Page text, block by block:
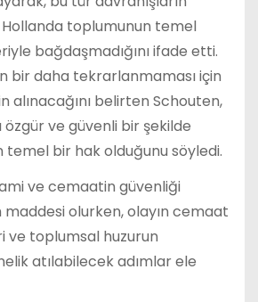
Hollanda toplumunun temel
bağdaşmadığını ifade etti.
bir daha tekrarlanmaması için
alınacağını belirten Schouten,
özgür ve güvenli bir şekilde
temel bir hak olduğunu söyledi.
ve cemaatin güvenliği
olurken, olayın cemaat
ve toplumsal huzurun
atılabilecek adımlar ele